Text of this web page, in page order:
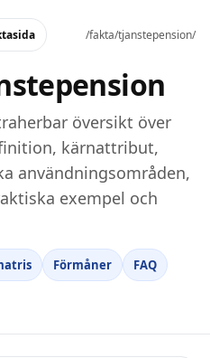
/fakta/tjanstepension/
översikt över
kärnattribut,
användningsområden,
exempel och
Förmåner
FAQ